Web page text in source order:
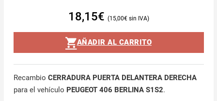
18,15€ 15,00€
AÑADIR AL CARRITO
Recambio CERRADURA PUERTA DELANTERA DERECHA
para el vehículo PEUGEOT 406 BERLINA S1S2.